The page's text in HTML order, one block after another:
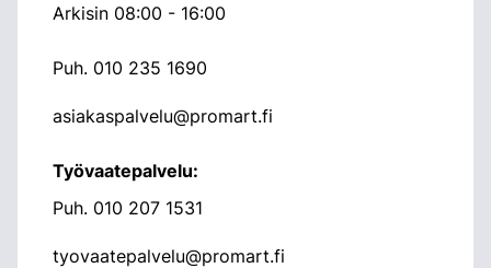
Arkisin 08:00 - 16:00
Puh. 010 235 1690
asiakaspalvelu@promart.fi
Työvaatepalvelu:
Puh. 010 207 1531
tyovaatepalvelu@promart.fi